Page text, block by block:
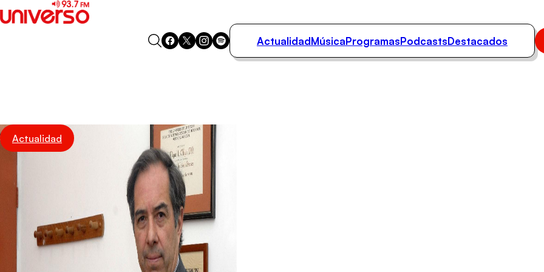
Podcasts
Destacados
ActualidadMúsicaProgramasPodcastsDestacados
Actualidad